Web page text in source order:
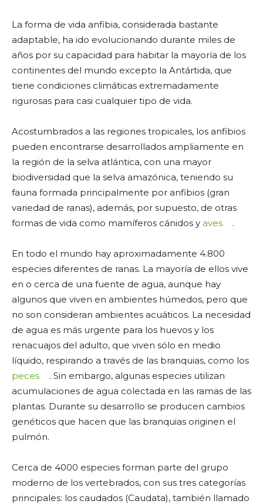
La forma de vida anfibia, considerada bastante
adaptable, ha ido evolucionando durante miles de
años por su capacidad para habitar la mayoría de los
continentes del mundo excepto la Antártida, que
tiene condiciones climáticas extremadamente
rigurosas para casi cualquier tipo de vida.
Acostumbrados a las regiones tropicales, los anfibios
pueden encontrarse desarrollados ampliamente en
la región de la selva atlántica, con una mayor
biodiversidad que la selva amazónica, teniendo su
fauna formada principalmente por anfibios (gran
variedad de ranas), además, por supuesto, de otras
formas de vida como mamíferos cánidos y aves .
En todo el mundo hay aproximadamente 4.800
especies diferentes de ranas. La mayoría de ellos vive
en o cerca de una fuente de agua, aunque hay
algunos que viven en ambientes húmedos, pero que
no son consideran ambientes acuáticos. La necesidad
de agua es más urgente para los huevos y los
renacuajos del adulto, que viven sólo en medio
líquido, respirando a través de las branquias, como los
peces
. Sin embargo, algunas especies utilizan
acumulaciones de agua colectada en las ramas de las
plantas. Durante su desarrollo se producen cambios
genéticos que hacen que las branquias originen el
pulmón.
Cerca de 4000 especies forman parte del grupo
moderno de los vertebrados, con sus tres categorías
principales: los caudados (Caudata), también llamado